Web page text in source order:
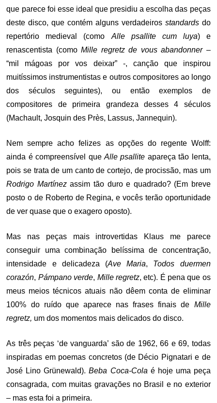
que parece foi esse ideal que presidiu a escolha das peças
deste disco, que contém alguns verdadeiros standards do
repertório medieval (como Alle psallite cum luya) e
renascentista (comoMille regretz de vous abandonner –
“mil mágoas por vos deixar” -, canção que inspirou
muitíssimos instrumentistas e outros compositores ao longo
dos séculos seguintes), ou então exemplos de
compositores de primeira grandeza desses 4 séculos
(Machault, Josquin des Près, Lassus, Jannequin).
Nem sempre acho felizes as opções do regente Wolff:
ainda é compreensível que Alle psallite apareça tão lenta,
pois se trata de um canto de cortejo, de procissão, mas um
Rodrigo Martínezassim tão duro e quadrado? (Em breve
posto o de Roberto de Regina, e vocês terão oportunidade
de ver quase que o exagero oposto).
Mas nas peças mais introvertidas Klaus me parece
conseguir uma combinação belíssima de concentração,
intensidade e delicadeza (Ave Maria, Todos duermen
corazón, Pámpano verde, Mille regretz, etc). É pena que os
meus meios técnicos atuais não dêem conta de eliminar
100% do ruído que aparece nas frases finais de Mille
regretz, um dos momentos mais delicados do disco.
As três peças ‘de vanguarda’ são de 1962, 66 e 69, todas
inspiradas em poemas concretos (de Décio Pignatari e de
José Lino Grünewald).Beba Coca-Cola é hoje uma peça
consagrada, com muitas gravações no Brasil e no exterior
– mas esta foi a primeira.